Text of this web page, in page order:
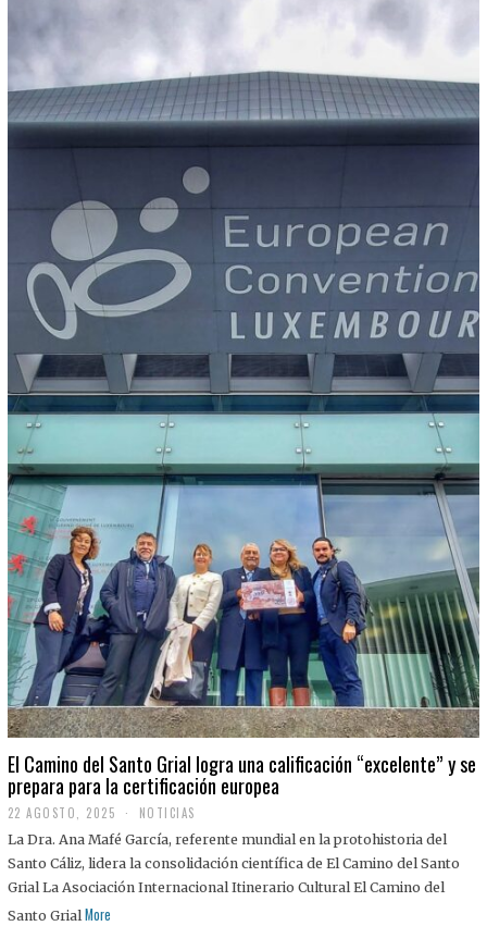
El Camino del Santo Grial logra una calificación “excelente” y se
prepara para la certificación europea
22 AGOSTO, 2025
2
A
G
O
S
NOTICIAS
La Dra. Ana Mafé García, referente mundial en la protohistoria del
Santo Cáliz, lidera la consolidación científica de El Camino del Santo
Grial La Asociación Internacional Itinerario Cultural El Camino del
Santo Grial More